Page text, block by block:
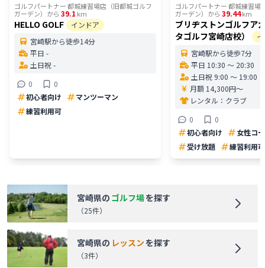
ゴルフパートナー 都城練習場店（旧都城ゴルフ
ガーデン） から 39.1 km
HELLO GOLF
インドア
宮崎駅から徒歩14分
平日 -
土日祝 -
0
0
初心者向け
マンツーマン
練習利用可
ゴルフパートナー 都城練習場
ガーデン） から 39.44km
ブリヂストンゴルフア
タゴルフ宮崎店校）
宮崎駅から徒歩7分
平日 10:30 〜 20:30
土日祝 9:00 〜 19:00
月額 14,300円〜
レンタル： クラブ
0
0
初心者向け
女性コ
受け放題
練習利用可
宮崎県の ゴルフ場を探す
（25件）
宮崎県の レッスンを探す
（3件）